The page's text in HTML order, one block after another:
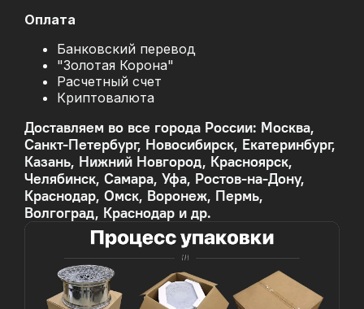
Оплата
Банковский перевод
"Золотая Корона"
Расчетный счет
Криптовалюта
Доставляем во все города России: Москва,
Санкт-Петербург, Новосибирск, Екатеринбург,
Казань, Нижний Новгород, Красноярск,
Челябинск, Самара, Уфа, Ростов-на-Дону,
Краснодар, Омск, Воронеж, Пермь,
Волгоград, Краснодар и др.